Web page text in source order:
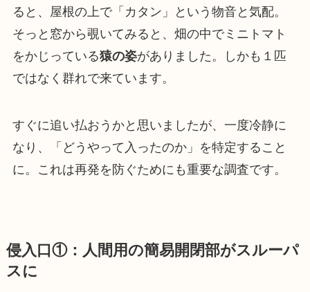
ると、屋根の上で「カタン」という物音と気配。
そっと窓から覗いてみると、畑の中でミニトマト
をかじっている猿の姿がありました。しかも１匹
ではなく群れで来ています。
すぐに追い払おうかと思いましたが、一度冷静に
なり、「どうやって入ったのか」を特定すること
に。これは再発を防ぐためにも重要な調査です。
侵入口①：人間用の簡易開閉部がスルーパ
スに